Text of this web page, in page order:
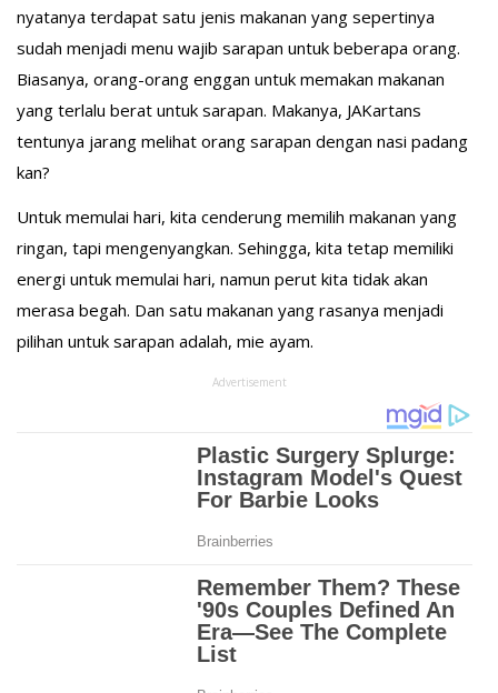
nyatanya terdapat satu jenis makanan yang sepertinya
sudah menjadi menu wajib sarapan untuk beberapa orang.
Biasanya, orang-orang enggan untuk memakan makanan
yang terlalu berat untuk sarapan. Makanya, JAKartans
tentunya jarang melihat orang sarapan dengan nasi padang
kan?
Untuk memulai hari, kita cenderung memilih makanan yang
ringan, tapi mengenyangkan. Sehingga, kita tetap memiliki
energi untuk memulai hari, namun perut kita tidak akan
merasa begah. Dan satu makanan yang rasanya menjadi
pilihan untuk sarapan adalah, mie ayam.
Advertisement